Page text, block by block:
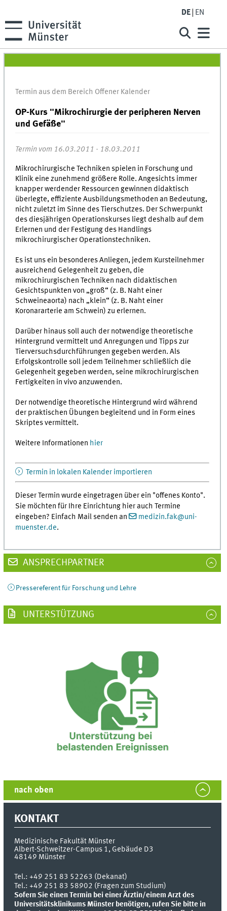
DE EN
Termin aus dem Bereich Offener Kalender
OP-Kurs "Mikrochirurgie der peripheren Nerven
und Gefäße"
Termin vom 16.03.2011 - 18.03.2011
Mikrochirurgische Techniken spielen in Forschung und
Klinik eine zunehmend größere Rolle. Angesichts immer
knapper werdender Ressourcen gewinnen didaktisch
überlegte, effiziente Ausbildungsmethoden an Bedeutung,
nicht zuletzt im Sinne des Tierschutzes. Der Schwerpunkt
des diesjährigen Operationskurses liegt deshalb auf dem
Erlernen und der Festigung des Handlings
mikrochirurgischer Operationstechniken.
Es ist uns ein besonderes Anliegen, jedem Kursteilnehmer
ausreichend Gelegenheit zu geben, die
mikrochirurgischen Techniken nach didaktischen
Gesichtspunkten von „groß“ (z. B. Naht einer
Schweineaorta) nach „klein“ (z. B. Naht einer
Koronararterie am Schwein) zu erlernen.
Darüber hinaus soll auch der notwendige theoretische
Hintergrund vermittelt und Anregungen und Tipps zur
Tierversuchsdurchführungen gegeben werden. Als
Erfolgskontrolle soll jedem Teilnehmer schließlich die
Gelegenheit gegeben werden, seine mikrochirurgischen
Fertigkeiten in vivo anzuwenden.
Der notwendige theoretische Hintergrund wird während
der praktischen Übungen begleitend und in Form eines
Skriptes vermittelt.
Weitere Informationen hier
Termin in lokalen Kalender importieren
Dieser Termin wurde eingetragen über ein "offenes Konto".
Sie möchten für Ihre Einrichtung hier auch Termine
eingeben? Einfach Mail senden an
medizin.fak@uni-
muenster.de.
ANSPRECHPARTNER
Pressereferent für Forschung und Lehre
UNTERSTÜTZUNG
nach oben
KONTAKT
Medizinische Fakultät Münster
Albert-Schweitzer-Campus 1, Gebäude D3
48149 Münster
Tel.:+49 251 83 52263 (Dekanat)
Tel.: +49 251 83 58902 (Fragen zum Studium)
Sofern Sie einen Termin bei einer Ärztin/einem Arzt des
Universitätsklinikums Münster benötigen, rufen Sie bitte in